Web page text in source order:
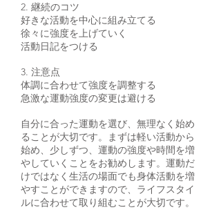
2. 継続のコツ
好きな活動を中心に組み立てる
徐々に強度を上げていく
活動日記をつける
3. 注意点
体調に合わせて強度を調整する
急激な運動強度の変更は避ける
自分に合った運動を選び、無理なく始め
ることが大切です。まずは軽い活動から
始め、少しずつ、運動の強度や時間を増
やしていくことをお勧めします。運動だ
けではなく生活の場面でも身体活動を増
やすことができますので、ライフスタイ
ルに合わせて取り組むことが大切です。